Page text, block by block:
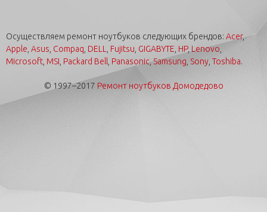
Осуществляем ремонт ноутбуков следующих брендов: Acer,
Apple Asus Compaq DELL Fujitsu GIGABYTE HP, Lenovo
Microsoft MSI Packard Bell Panasonic,Samsung Sony Toshiba.
© 1997–2017 Ремонт ноутбуков Домодедово